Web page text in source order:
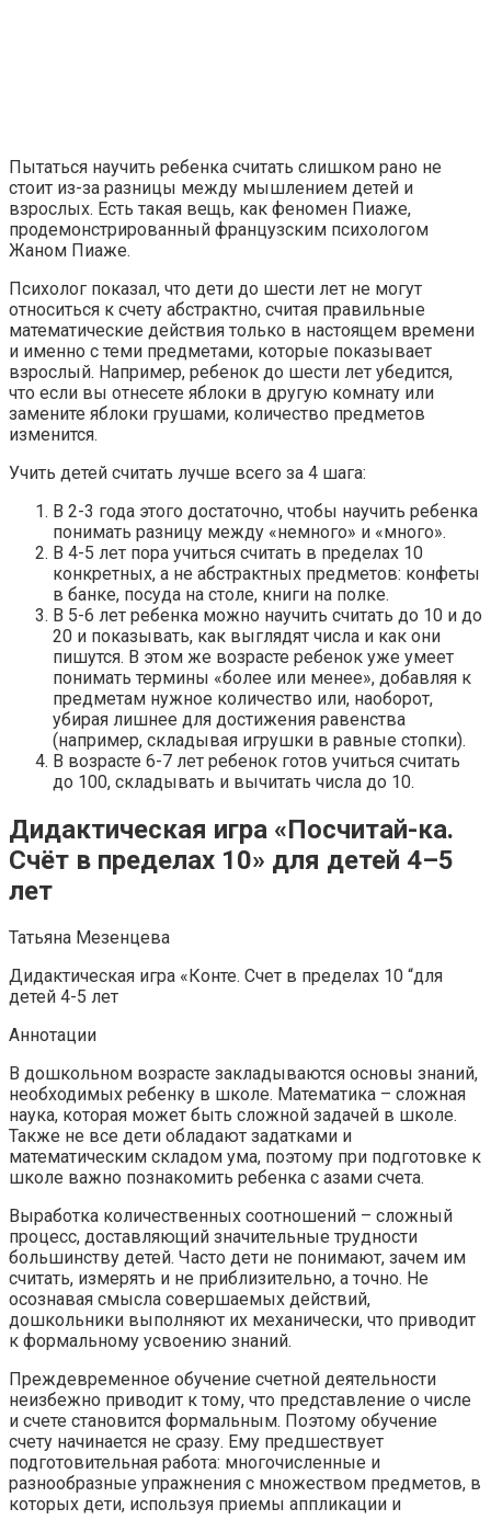
Пытаться научить ребенка считать слишком рано не
стоит из-за разницы между мышлением детей и
взрослых. Есть такая вещь, как феномен Пиаже,
продемонстрированный французским психологом
Жаном Пиаже.
Психолог показал, что дети до шести лет не могут
относиться к счету абстрактно, считая правильные
математические действия только в настоящем времени
и именно с теми предметами, которые показывает
взрослый. Например, ребенок до шести лет убедится,
что если вы отнесете яблоки в другую комнату или
замените яблоки грушами, количество предметов
изменится.
Учить детей считать лучше всего за 4 шага:
В 2-3 года этого достаточно, чтобы научить ребенка
понимать разницу между «немного» и «много».
В 4-5 лет пора учиться считать в пределах 10
конкретных, а не абстрактных предметов: конфеты
в банке, посуда на столе, книги на полке.
В 5-6 лет ребенка можно научить считать до 10 и до
20 и показывать, как выглядят числа и как они
пишутся. В этом же возрасте ребенок уже умеет
понимать термины «более или менее», добавляя к
предметам нужное количество или, наоборот,
убирая лишнее для достижения равенства
(например, складывая игрушки в равные стопки).
В возрасте 6-7 лет ребенок готов учиться считать
до 100, складывать и вычитать числа до 10.
Дидактическая игра «Посчитай-ка.
Счёт в пределах 10» для детей 4–5
лет
Татьяна Мезенцева
Дидактическая игра «Конте. Счет в пределах 10 “для
детей 4-5 лет
Аннотации
В дошкольном возрасте закладываются основы знаний,
необходимых ребенку в школе. Математика – сложная
наука, которая может быть сложной задачей в школе.
Также не все дети обладают задатками и
математическим складом ума, поэтому при подготовке к
школе важно познакомить ребенка с азами счета.
Выработка количественных соотношений – сложный
процесс, доставляющий значительные трудности
большинству детей. Часто дети не понимают, зачем им
считать, измерять и не приблизительно, а точно. Не
осознавая смысла совершаемых действий,
дошкольники выполняют их механически, что приводит
к формальному усвоению знаний.
Преждевременное обучение счетной деятельности
неизбежно приводит к тому, что представление о числе
и счете становится формальным. Поэтому обучение
счету начинается не сразу. Ему предшествует
подготовительная работа: многочисленные и
разнообразные упражнения с множеством предметов, в
которых дети, используя приемы аппликации и